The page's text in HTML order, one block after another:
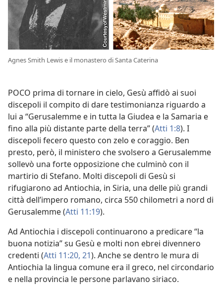
Agnes Smith Lewis e il monastero di Santa Caterina
POCO prima di tornare in cielo, Gesù affidò ai suoi
discepoli il compito di dare testimonianza riguardo a
lui a “Gerusalemme e in tutta la Giudea e la Samaria e
fino alla più distante parte della terra” (Atti 1:8). I
discepoli fecero questo con zelo e coraggio. Ben
presto, però, il ministero che svolsero a Gerusalemme
sollevò una forte opposizione che culminò con il
martirio di Stefano. Molti discepoli di Gesù si
rifugiarono ad Antiochia, in Siria, una delle più grandi
città dell’impero romano, circa 550 chilometri a nord di
Gerusalemme (Atti 11:19).
Ad Antiochia i discepoli continuarono a predicare “la
buona notizia” su Gesù e molti non ebrei divennero
credenti (Atti 11:20, 21). Anche se dentro le mura di
Antiochia la lingua comune era il greco, nel circondario
e nella provincia le persone parlavano siriaco.